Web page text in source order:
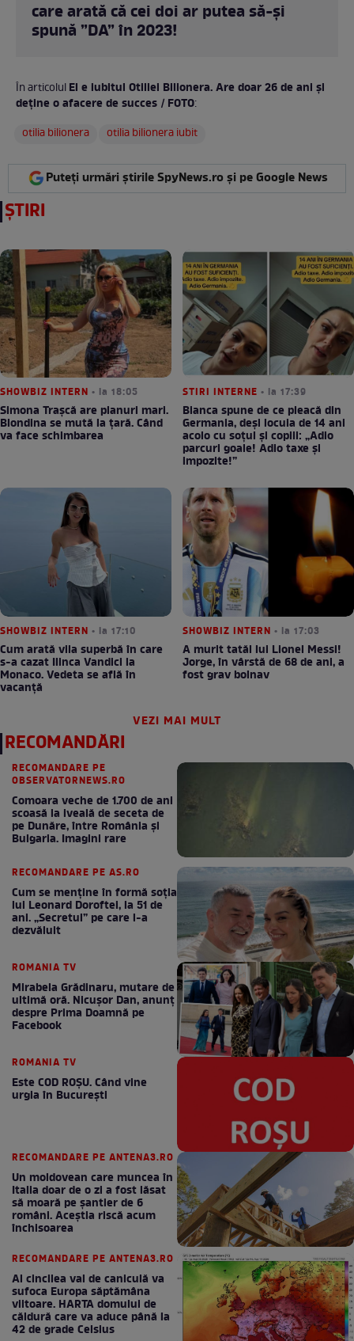
care arată că cei doi ar putea să-și
spună ”DA” în 2023!
În articolulEl e iubitul Otiliei Bilionera. Are doar 26 de ani și
deține o afacere de succes / FOTO:
otilia bilionera
otilia bilionera iubit
Puteți urmări știrile SpyNews.ro și pe Google News
ȘTIRI
SHOWBIZ INTERN • la 18:05
Simona Trașcă are planuri mari.
Blondina se mută la țară. Când
va face schimbarea
STIRI INTERNE • la 17:39
Bianca spune de ce pleacă din
Germania, deși locuia de 14 ani
acolo cu soțul și copiii: „Adio
parcuri goale! Adio taxe și
impozite!”
SHOWBIZ INTERN • la 17:10
Cum arată vila superbă în care
s-a cazat Ilinca Vandici la
Monaco. Vedeta se află în
vacanță
SHOWBIZ INTERN • la 17:03
A murit tatăl lui Lionel Messi!
Jorge, în vârstă de 68 de ani, a
fost grav bolnav
VEZI MAI MULT
RECOMANDĂRI
RECOMANDARE PE
OBSERVATORNEWS.RO
Comoara veche de 1.700 de ani
scoasă la iveală de seceta de
pe Dunăre, între România şi
Bulgaria. Imagini rare
RECOMANDARE PE AS.RO
Cum se menţine în formă soţia
lui Leonard Doroftei, la 51 de
ani. „Secretul” pe care l-a
dezvăluit
ROMANIA TV
Mirabela Grădinaru, mutare de
ultimă oră. Nicuşor Dan, anunţ
despre Prima Doamnă pe
Facebook
ROMANIA TV
Este COD ROŞU. Când vine
urgia în Bucureşti
RECOMANDARE PE ANTENA3.RO
Un moldovean care muncea în
Italia doar de o zi a fost lăsat
să moară pe şantier de 6
români. Aceștia riscă acum
închisoarea
RECOMANDARE PE ANTENA3.RO
Al cincilea val de caniculă va
sufoca Europa săptămâna
viitoare. HARTA domului de
căldură care va aduce până la
42 de grade Celsius